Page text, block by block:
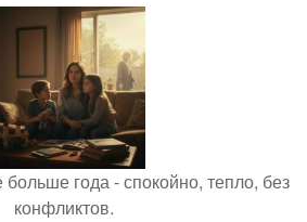
года - спокойно, тепло, без
конфликтов.